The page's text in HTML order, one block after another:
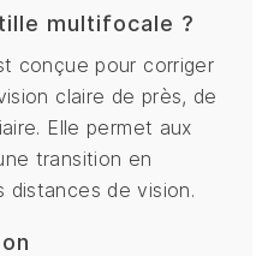
multifocale ?
conçue pour corriger
claire de près, de
Elle permet aux
transition en
de vision.